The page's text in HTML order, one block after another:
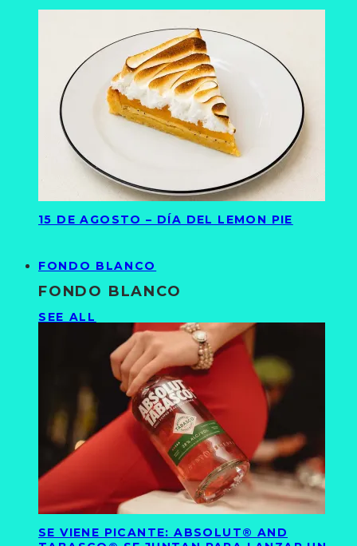
15 DE AGOSTO – DÍA DEL LEMON PIE
FONDO BLANCO
FONDO BLANCO
SEE ALL
SE VIENE PICANTE: ABSOLUT® AND